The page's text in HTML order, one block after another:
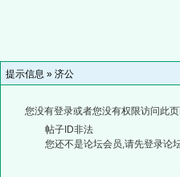
提示信息 » 济公
您没有登录或者您没有权限访问此
帖子ID非法
您还不是论坛会员,请先登录论